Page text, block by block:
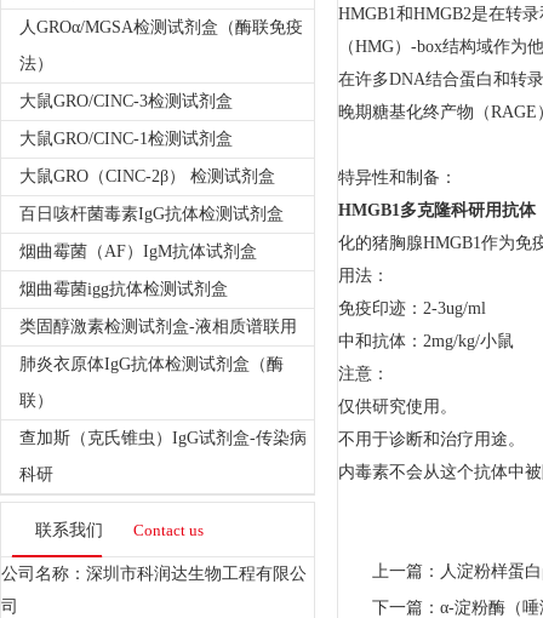
人GROα/MGSA检测试剂盒（酶联免疫
法）
大鼠GRO/CINC-3检测试剂盒
大鼠GRO/CINC-1检测试剂盒
大鼠GRO（CINC-2β） 检测试剂盒
百日咳杆菌毒素IgG抗体检测试剂盒
烟曲霉菌（AF）IgM抗体试剂盒
烟曲霉菌igg抗体检测试剂盒
类固醇激素检测试剂盒-液相质谱联用
肺炎衣原体IgG抗体检测试剂盒（酶
联）
查加斯（克氏锥虫）IgG试剂盒-传染病
科研
联系我们 Contact us
公司名称：深圳市科润达生物工程有限公
司
HMGB1和HMGB2是在转
（HMG）-box结构域作为
在许多DNA结合蛋白和转
晚期糖基化终产物（
特异性和制备：
HMGB1多克隆科研用抗体
化的猪胸腺HMGB1作为免
用法：
免疫印迹：2-3ug/ml
中和抗体：2mg/kg/小鼠
注意：
仅供研究使用。
不用于诊断和治疗用途。
内毒素不会从这个抗体中
上一篇： 人淀粉样蛋
下一篇： α-淀粉酶（